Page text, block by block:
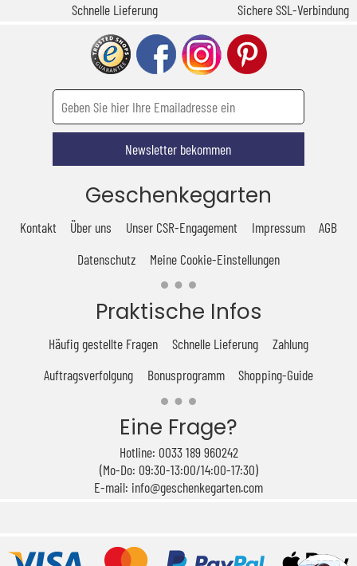
Schnelle Lieferung
Sichere SSL-Verbindung
Newsletter bekommen
Geschenkegarten
Kontakt Über uns Unser CSR-Engagement Impressum
AGB
Datenschutz
Meine Cookie-Einstellungen
Praktische Infos
Häufig gestellte Fragen Schnelle Lieferung
Zahlung
Auftragsverfolgung
Bonusprogramm Shopping-Guide
Eine Frage?
Hotline: 0033 189 960242
(Mo-Do: 09:30-13:00/14:00-17:30)
E-mail: info@geschenkegarten.com